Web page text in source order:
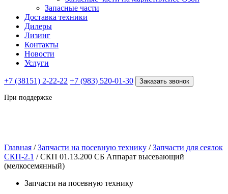
Запасные части
Доставка техники
Дилеры
Лизинг
Контакты
Новости
Услуги
+7 (38151) 2-22-22 +7 (983) 520-01-30 Заказать звонок
При поддержке
Главная /Запчасти на посевную технику /Запчасти для сеялок
СКП-2.1 / СКП 01.13.200 СБ Аппарат высевающий
(мелкосемянный)
Запчасти на посевную технику